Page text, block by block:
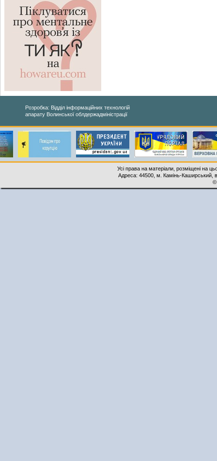
Розробка: Відділ інформаційних технологій
апарату Волинської облдержадміністрації
Усі права на матеріали, розміщені на
Адреса: 44500, м. Камінь-Каширський,
©